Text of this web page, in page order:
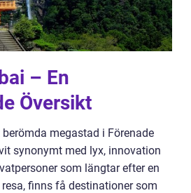
– En
Översikt
megastad i Förenade
synonymt med lyx, innovation
som längtar efter en
finns få destinationer som